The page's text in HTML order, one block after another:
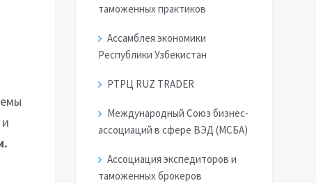
таможенных практиков
Ассамблея экономики
Республики Узбекистан
РТРЦ RUZ TRADER
Международный Союз бизнес-
ассоциаций в сфере ВЭД (МСБА)
Ассоциация экспедиторов и
таможенных брокеров